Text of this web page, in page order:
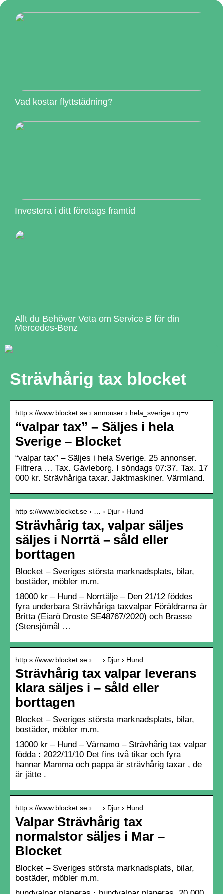
Vad kostar flyttstädning?
Investera i ditt företags framtid
Allt du Behöver Veta om Service B för din
Mercedes-Benz
Strävhårig tax blocket
http s://www.blocket.se › annonser › hela_sverige › q=v…
“valpar tax” – Säljes i hela
Sverige – Blocket
“valpar tax” – Säljes i hela Sverige. 25 annonser.
Filtrera … Tax. Gävleborg. I söndags 07:37. Tax. 17
000 kr. Strävhåriga taxar. Jaktmaskiner. Värmland.
http s://www.blocket.se › … › Djur › Hund
Strävhårig tax, valpar säljes
säljes i Norrtä – såld eller
borttagen
Blocket – Sveriges största marknadsplats, bilar,
bostäder, möbler m.m.
18000 kr – Hund – Norrtälje – Den 21/12 föddes
fyra underbara Strävhåriga taxvalpar Föräldrarna är
Britta (Eiarö Droste SE48767/2020) och Brasse
(Stensjömål …
http s://www.blocket.se › … › Djur › Hund
Strävhårig tax valpar leverans
klara säljes i – såld eller
borttagen
Blocket – Sveriges största marknadsplats, bilar,
bostäder, möbler m.m.
13000 kr – Hund – Värnamo – Strävhårig tax valpar
födda : 2022/11/10 Det fins två tikar och fyra
hannar Mamma och pappa är strävhårig taxar , de
är jätte .
http s://www.blocket.se › … › Djur › Hund
Valpar Strävhårig tax
normalstor säljes i Mar –
Blocket
Blocket – Sveriges största marknadsplats, bilar,
bostäder, möbler m.m.